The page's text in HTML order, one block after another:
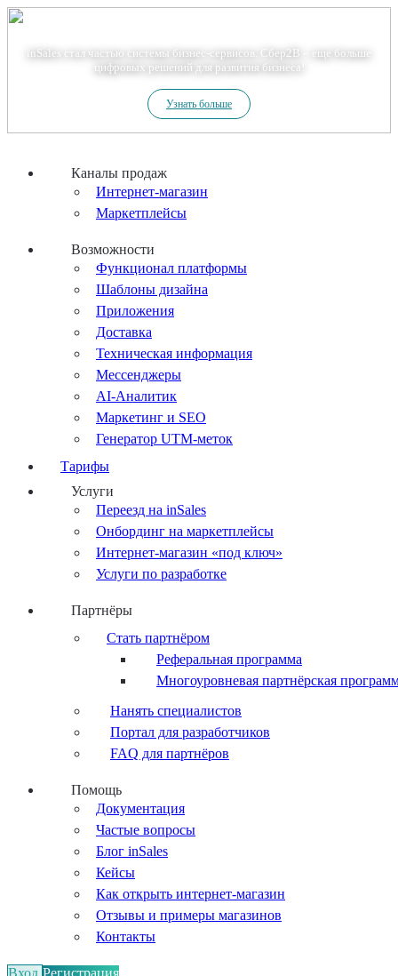
inSales стал частью системы бизнес-сервисов. Сбер2В – еще больше
цифровых решений для развития бизнеса!
Узнать больше
Каналы продаж
Интернет-магазин
Маркетплейсы
Возможности
Функционал платформы
Шаблоны дизайна
Приложения
Доставка
Техническая информация
Мессенджеры
AI-Аналитик
Маркетинг и SEO
Генератор UTM-меток
Тарифы
Услуги
Переезд на inSales
Онбординг на маркетплейсы
Интернет-магазин «под ключ»
Услуги по разработке
Партнёры
Стать партнёром
Реферальная программа
Многоуровневая партнёрская
Нанять специалистов
Портал для разработчиков
FAQ для партнёров
Помощь
Документация
Частые вопросы
Блог inSales
Кейсы
Как открыть интернет-магазин
Отзывы и примеры магазинов
Контакты
Вход Регистрация